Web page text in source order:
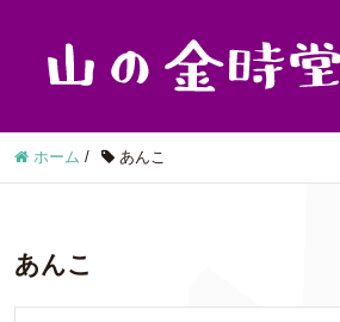
ホーム / あんこ
あんこ